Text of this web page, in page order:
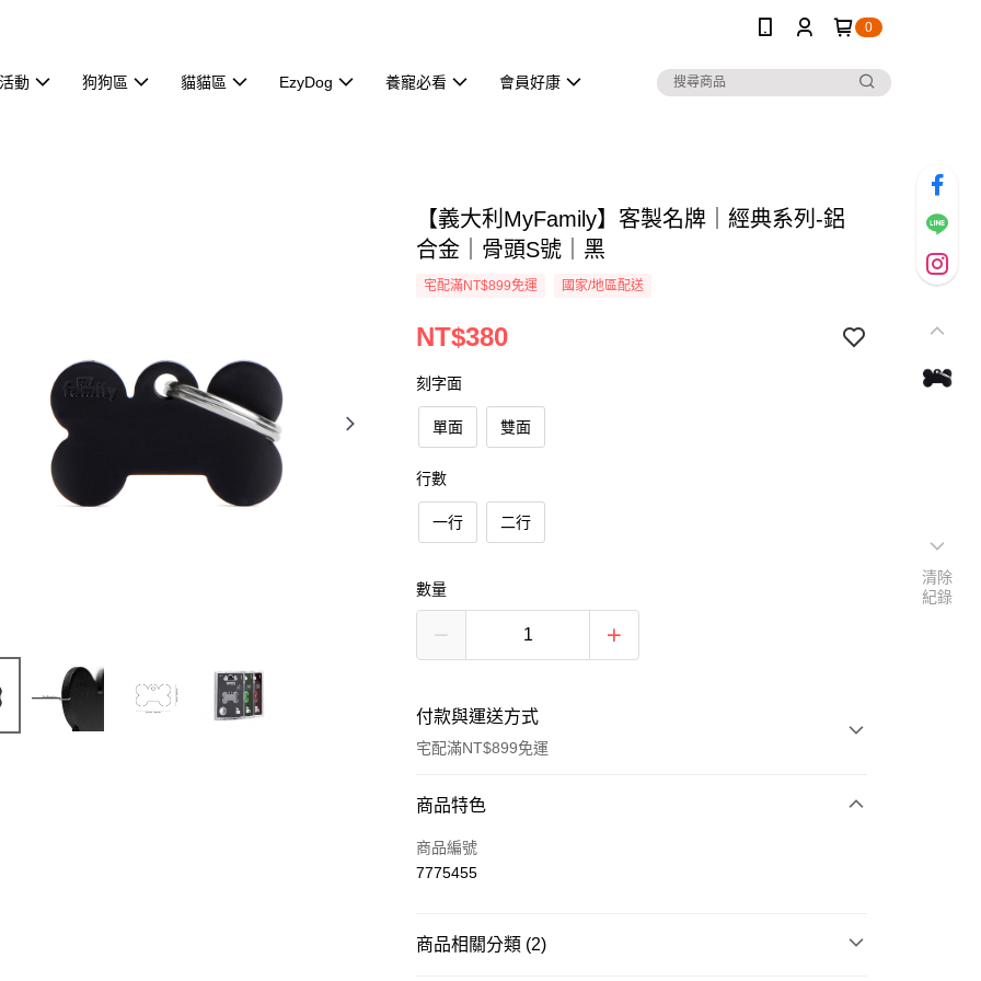
0
動 狗狗區 貓貓區 EzyDog 養寵必看 會員好康
【義大利MyFamily】客製名牌｜經典系列-鋁
合金｜骨頭S號｜黑
宅配滿NT$899免運 國家/地區配送
NT$380
刻字面
單面 雙面
行數
一行 二行
數量
付款與運送方式
宅配滿NT$899免運
付款方式
信用卡一次付款
商品特色
商品編號
7775455
商品相關分類 (2)
清除
紀錄